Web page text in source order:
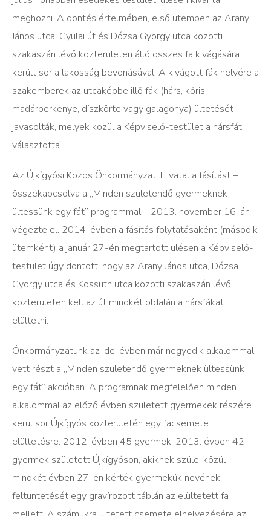
meghozni. A döntés értelmében, első ütemben az Arany
János utca, Gyulai út és Dózsa György utca közötti
szakaszán lévő közterületen álló összes fa kivágására
került sor a lakosság bevonásával. A kivágott fák helyére a
szakemberek az utcaképbe illő fák (hárs, kőris,
madárberkenye, díszkörte vagy galagonya) ültetését
javasolták, melyek közül a Képviselő-testület a hársfát
választotta.
Az Újkígyósi Közös Önkormányzati Hivatal a fásítást –
összekapcsolva a „Minden születendő gyermeknek
ültessünk egy fát” programmal – 2013. november 16-án
végezte el. 2014. évben a fásítás folytatásaként (második
ütemként) a január 27-én megtartott ülésen a Képviselő-
testület úgy döntött, hogy az Arany János utca, Dózsa
György utca és Kossuth utca közötti szakaszán lévő
közterületen kell az út mindkét oldalán a hársfákat
elültetni.
Önkormányzatunk az idei évben már negyedik alkalommal
vett részt a „Minden születendő gyermeknek ültessünk
egy fát” akcióban. A programnak megfelelően minden
alkalommal az előző évben született gyermekek részére
kerül sor Újkígyós közterületén egy facsemete
elültetésre. 2012. évben 45 gyermek, 2013. évben 42
gyermek született Újkígyóson, akiknek szülei közül
mindkét évben 27-en kérték gyermekük nevének
feltüntetését egy gravírozott táblán az elültetett fa